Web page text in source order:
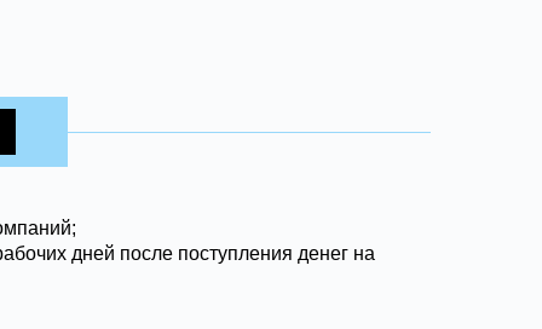
дней после поступления денег на